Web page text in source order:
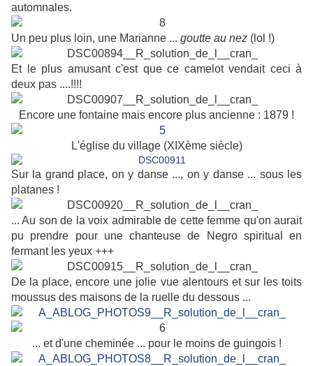
automnales.
Un peu plus loin, une Marianne ... goutte au nez (lol !)
Et le plus amusant c'est que ce camelot vendait ceci à
deux pas ....!!!!
Encore une fontaine mais encore plus ancienne : 1879 !
L'église du village (XIXème siècle)
Sur la grand place, on y danse ..., on y danse ... sous les
platanes !
... Au son de la voix admirable de cette femme qu'on aurait
pu prendre pour une chanteuse de Negro spiritual en
fermant les yeux +++
De la place, encore une jolie vue alentours et sur les toits
moussus des maisons de la ruelle du dessous ...
... et d'une cheminée ... pour le moins de guingois !